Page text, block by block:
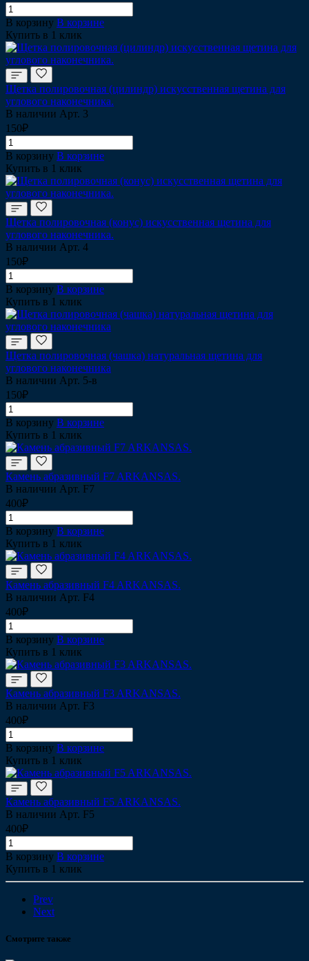
В корзину В корзине
Купить в 1 клик
Щетка полировочная (цилиндр) искусственная щетина для
углового наконечника.
В наличии Арт. 3
150₽
В корзину В корзине
Купить в 1 клик
Щетка полировочная (конус) искусственная щетина для
углового наконечника.
В наличии Арт. 4
150₽
В корзину В корзине
Купить в 1 клик
Щетка полировочная (чашка) натуральная щетина для
углового наконечника
В наличии Арт. 5-в
150₽
В корзину В корзине
Купить в 1 клик
Камень абразивный F7 ARKANSAS.
В наличии Арт. F7
400₽
В корзину В корзине
Купить в 1 клик
Камень абразивный F4 ARKANSAS.
В наличии Арт. F4
400₽
В корзину В корзине
Купить в 1 клик
Камень абразивный F3 ARKANSAS.
В наличии Арт. F3
400₽
В корзину В корзине
Купить в 1 клик
Камень абразивный F5 ARKANSAS.
В наличии Арт. F5
400₽
В корзину В корзине
Купить в 1 клик
Prev
Next
Смотрите также